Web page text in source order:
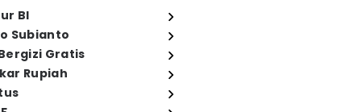
BI
Subianto
Gratis
Rupiah